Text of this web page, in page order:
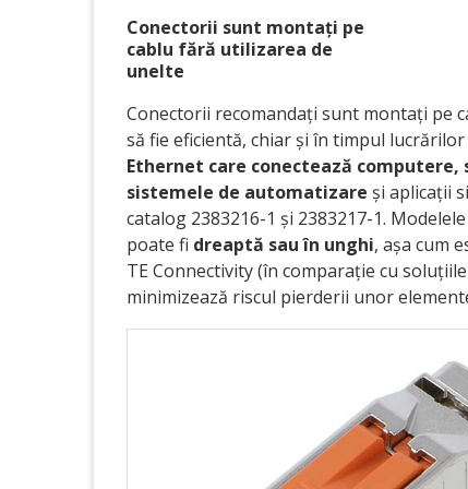
Conectorii sunt montați pe
cablu fără utilizarea de
unelte
Conectorii recomandați sunt montați pe
să fie eficientă, chiar și în timpul
Ethernet care conectează
sistemele de automatizare și aplicații
catalog 2383216-1 și 2383217-1.
poate fi dreaptă sau în unghi, așa cum
TE Connectivity (în comparație cu
minimizează riscul pierderii unor